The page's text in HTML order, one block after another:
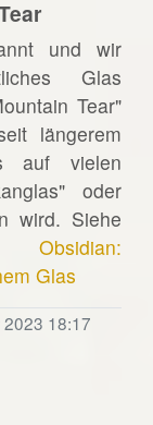
und wir
Glas
Tear"
längerem
auf vielen
oder
wird. Siehe
Obsidian:
Glas
2023 18:17